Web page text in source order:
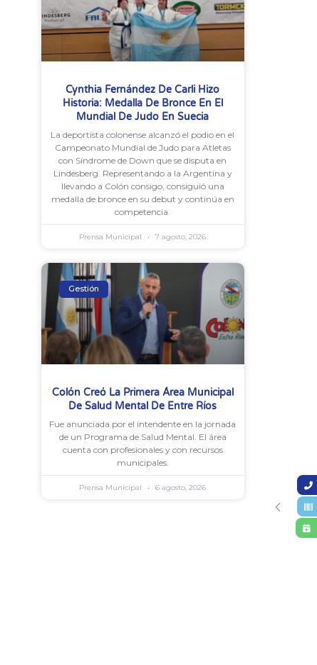
Cynthia Fernández De Carli Hizo
Historia: Medalla De Bronce En El
Mundial De Judo En Suecia
La deportista colonense alcanzó el podio en el
Campeonato Mundial de Judo para Atletas
con Síndrome de Down que se disputa en
Lindesberg. Representando a la Argentina y
llevando a Colón consigo, consiguió una
medalla de bronce en su debut y continúa en
competencia.
Prensa Municipal 7 agosto, 2026
Gestión
Colón Creó La Primera Área Municipal
De Salud Mental De Entre Ríos
Fue anunciada por el intendente en la jornada
de un Programa de Salud Mental. El área
cuenta con profesionales y con recursos
municipales.
Prensa Municipal 6 agosto, 2026